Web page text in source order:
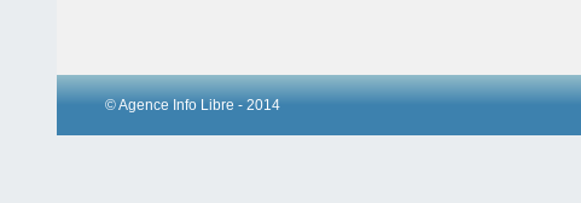
© Agence Info Libre - 2014